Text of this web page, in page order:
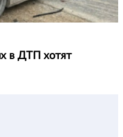
в ДТП хотят